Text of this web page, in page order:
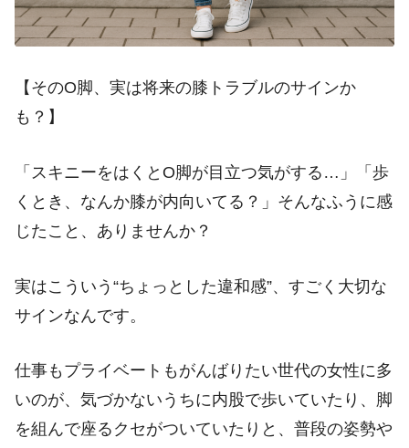
【そのO脚、実は将来の膝トラブルのサインか
も？】
「スキニーをはくとO脚が目立つ気がする…」「歩
くとき、なんか膝が内向いてる？」そんなふうに感
じたこと、ありませんか？
実はこういう“ちょっとした違和感”、すごく大切な
サインなんです。
仕事もプライベートもがんばりたい世代の女性に多
いのが、気づかないうちに内股で歩いていたり、脚
を組んで座るクセがついていたりと、普段の姿勢や